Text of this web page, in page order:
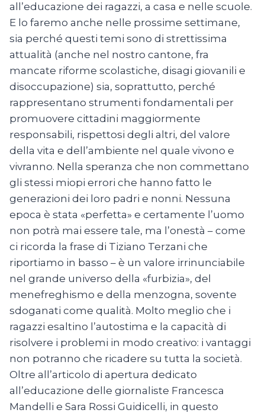
all’educazione dei ragazzi, a casa e nelle scuole.
E lo faremo anche nelle prossime settimane,
sia perché questi temi sono di strettissima
attualità (anche nel nostro cantone, fra
mancate riforme scolastiche, disagi giovanili e
disoccupazione) sia, soprattutto, perché
rappresentano strumenti fondamentali per
promuovere cittadini maggiormente
responsabili, rispettosi degli altri, del valore
della vita e dell’ambiente nel quale vivono e
vivranno. Nella speranza che non commettano
gli stessi miopi errori che hanno fatto le
generazioni dei loro padri e nonni. Nessuna
epoca è stata «perfetta» e certamente l’uomo
non potrà mai essere tale, ma l’onestà – come
ci ricorda la frase di Tiziano Terzani che
riportiamo in basso – è un valore irrinunciabile
nel grande universo della «furbizia», del
menefreghismo e della menzogna, sovente
sdoganati come qualità. Molto meglio che i
ragazzi esaltino l’autostima e la capacità di
risolvere i problemi in modo creativo: i vantaggi
non potranno che ricadere su tutta la società.
Oltre all’articolo di apertura dedicato
all’educazione delle giornaliste Francesca
Mandelli e Sara Rossi Guidicelli, in questo